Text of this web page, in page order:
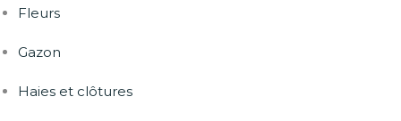
Fleurs
Gazon
Haies et clôtures